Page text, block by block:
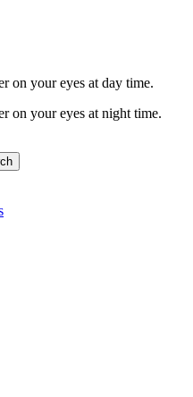
on your eyes at day time.
on your eyes at night time.